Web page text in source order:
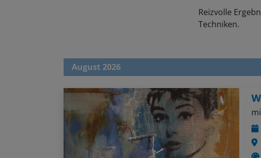
Reizvolle
Techniken.
August 2026
mit